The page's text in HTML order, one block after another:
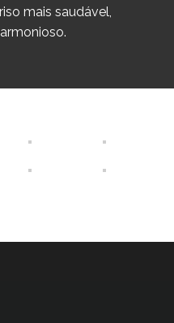
mais saudável,